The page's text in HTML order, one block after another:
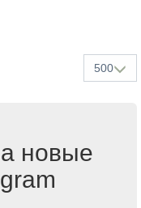
500
новые